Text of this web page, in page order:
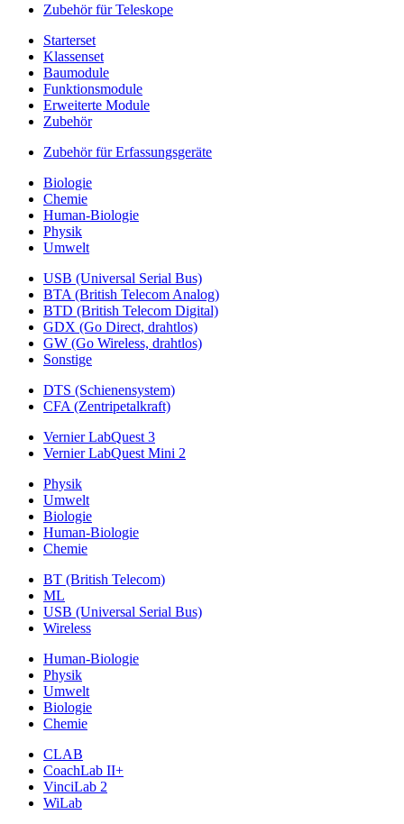
Zubehör für Teleskope
Starterset
Klassenset
Baumodule
Funktionsmodule
Erweiterte Module
Zubehör
Zubehör für Erfassungsgeräte
Biologie
Chemie
Human-Biologie
Physik
Umwelt
USB (Universal Serial Bus)
BTA (British Telecom Analog)
BTD (British Telecom Digital)
GDX (Go Direct, drahtlos)
GW (Go Wireless, drahtlos)
Sonstige
DTS (Schienensystem)
CFA (Zentripetalkraft)
Vernier LabQuest 3
Vernier LabQuest Mini 2
Physik
Umwelt
Biologie
Human-Biologie
Chemie
BT (British Telecom)
ML
USB (Universal Serial Bus)
Wireless
Human-Biologie
Physik
Umwelt
Biologie
Chemie
CLAB
CoachLab II+
VinciLab 2
WiLab